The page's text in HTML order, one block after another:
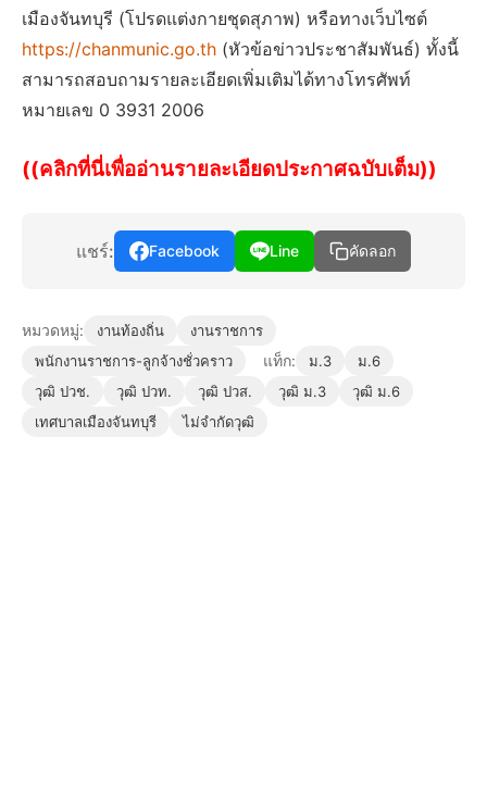
เมืองจันทบุรี (โปรดแต่งกายชุดสุภาพ) หรือทางเว็บไซต์
https://chanmunic.go.th (หัวข้อข่าวประชาสัมพันธ์) ทั้งนี้
สามารถสอบถามรายละเอียดเพิ่มเติมได้ทางโทรศัพท์
หมายเลข 0 3931 2006
((คลิกที่นี่เพื่ออ่านรายละเอียดประกาศฉบับเต็ม))
แชร์: Facebook Line คัดลอก
หมวดหมู่: งานท้องถิ่น
งานราชการ
พนักงานราชการ-ลูกจ้างชั่วคราว
แท็ก: ม.3
ม.6
วุฒิ ปวช.
วุฒิ ปวท. วุฒิ ปวส. วุฒิ ม.3
วุฒิ ม.6
เทศบาลเมืองจันทบุรี
ไม่จำกัดวุฒิ